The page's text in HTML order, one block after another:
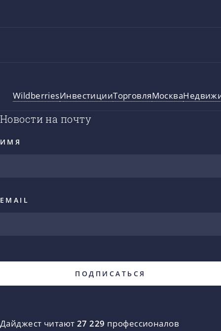
WildberriesИнвестицииТорговляМосква
Новости на почту
ИМЯ
EMAIL
Дайджест читают 27 229 профессионалов